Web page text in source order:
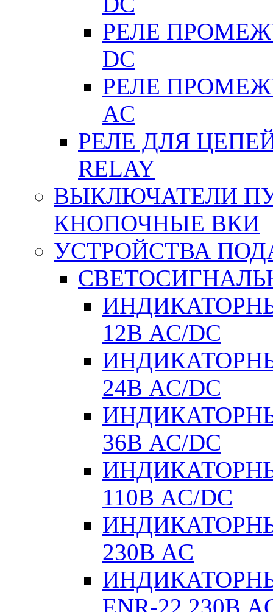
РЕЛЕ
DC
РЕЛЕ
АC
РЕЛЕ ДЛЯ
RELAY
ВЫКЛЮЧАТЕЛИ
КНОПОЧНЫЕ ВКИ
УСТРОЙСТВА
12В AC/DC
24В AC/DC
36В AC/DC
110В AC/DC
230В AC
ENR-22 230В